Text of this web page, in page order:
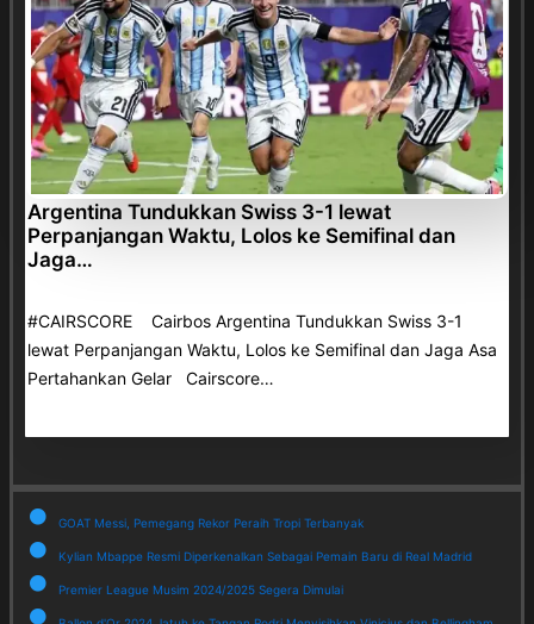
Argentina Tundukkan Swiss 3-1 lewat
Perpanjangan Waktu, Lolos ke Semifinal dan
Jaga…
#CAIRSCORE Cairbos Argentina Tundukkan Swiss 3-1
lewat Perpanjangan Waktu, Lolos ke Semifinal dan Jaga Asa
Pertahankan Gelar Cairscore…
GOAT Messi, Pemegang Rekor Peraih Tropi Terbanyak
Kylian Mbappe Resmi Diperkenalkan Sebagai Pemain Baru di Real Madrid
Premier League Musim 2024/2025 Segera Dimulai